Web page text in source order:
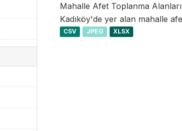
Mahalle Afet Toplanma Alanları
Kadıköy'de yer alan mahalle
CSV JPEG XLSX